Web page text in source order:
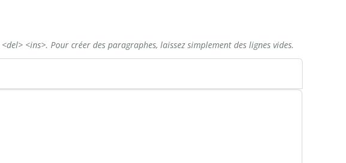
<del> <ins>. Pour créer des paragraphes, laissez simplement des lignes vides.